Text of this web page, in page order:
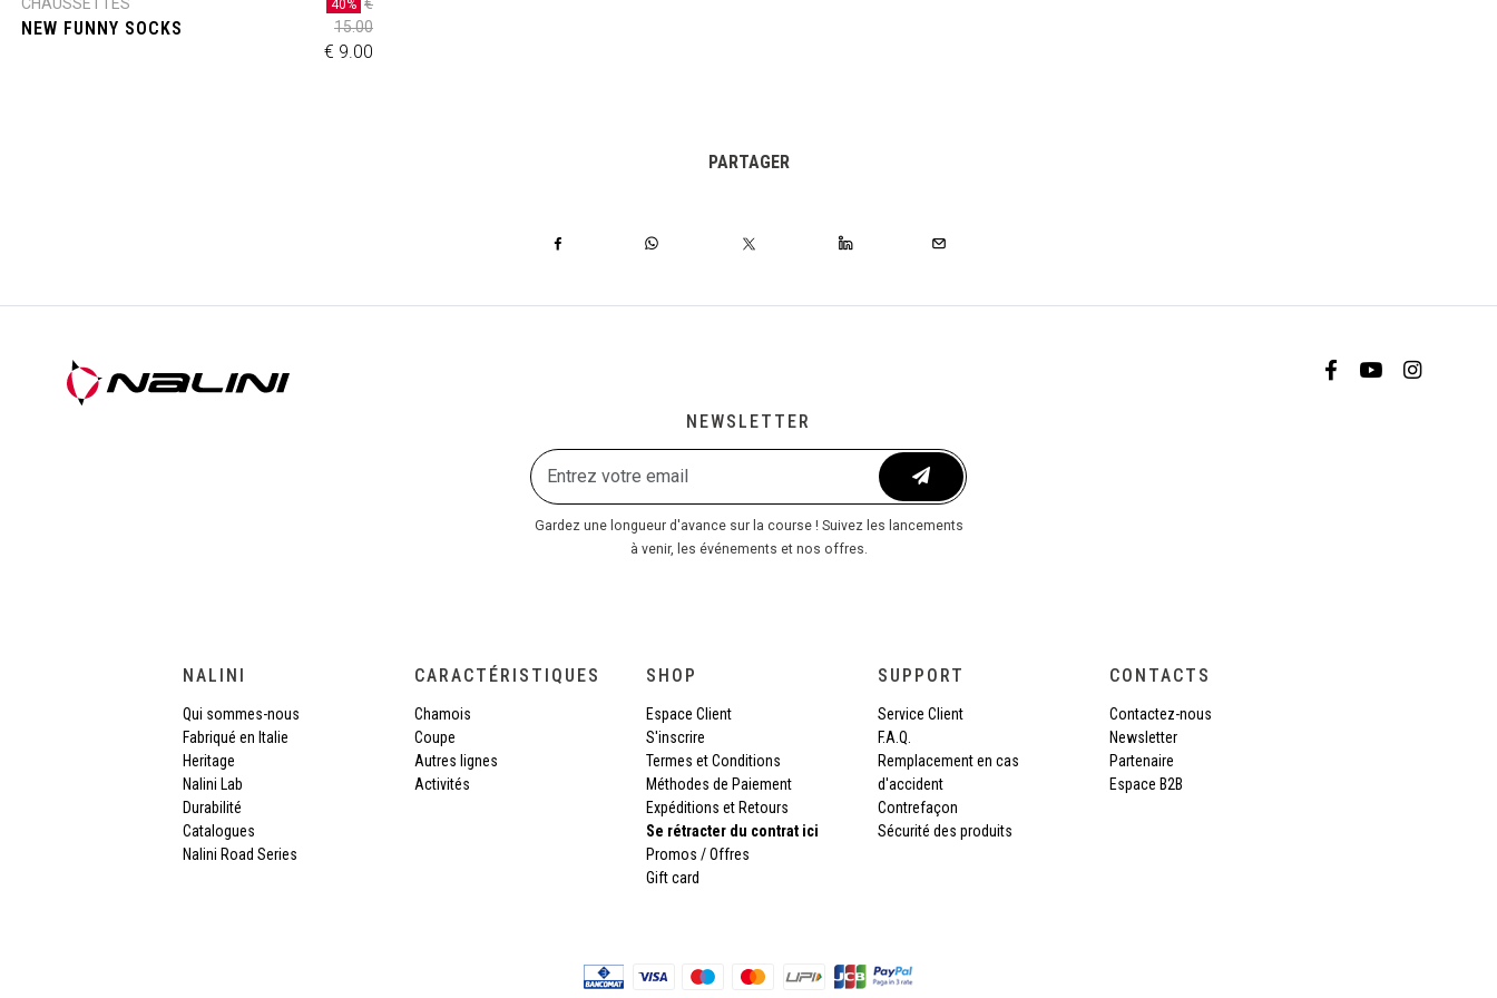
NEW FUNNY SOCKS
40%
15.00
€ 9.00
PARTAGER
NEWSLETTER
Gardez une longueur d'avance sur la course ! Suivez les lancements
à venir, les événements et nos offres.
NALINI
Qui sommes-nous
Fabriqué en Italie
Heritage
Nalini Lab
Durabilité
Catalogues
Nalini Road Series
CARACTÉRISTIQUES
Chamois
Coupe
Autres lignes
Activités
SHOP
Espace Client
S'inscrire
Termes et Conditions
Méthodes de Paiement
Expéditions et Retours
Se rétracter du contrat ici
Promos / Offres
Gift card
SUPPORT
Service Client
F.A.Q.
Remplacement en cas
d'accident
Contrefaçon
Sécurité des produits
CONTACTS
Contactez-nous
Newsletter
Partenaire
Espace B2B